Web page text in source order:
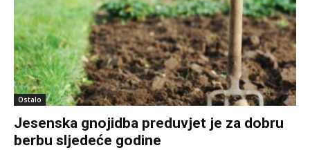
Ostalo
Jesenska gnojidba preduvjet je za dobru
berbu sljedeće godine